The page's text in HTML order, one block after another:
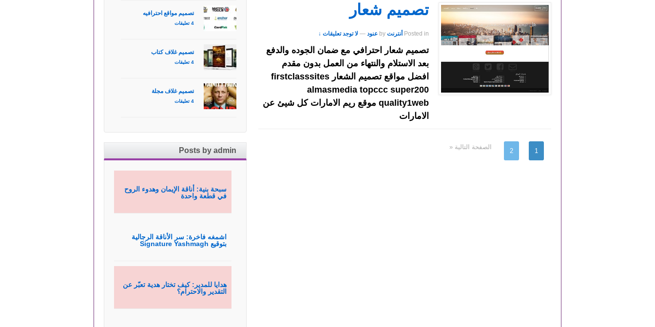
تصميم شعار
Posted in أنترنت by عنود — لا توجد تعليقات ↓
تصميم شعار احترافي مع ضمان الجوده والدفع
بعد الاستلام والنتهاء من العمل بدون مقدم
افضل مواقع تصميم الشعار firstclasssites
almasmedia topccc super200
quality1web موقع ريم الامارات كل شيئ عن
الامارات
1
2
الصفحة التالية «
تصميم مواقع احترافيه
4 تعليقات
تصميم غلاف كتاب
4 تعليقات
تصميم غلاف مجلة
4 تعليقات
Posts by admin
سبحة بنية: أناقة الإيمان وهدوء الروح
في قطعة واحدة
اشمغه فاخرة: سر الأناقة الرجالية
بتوقيع Signature Yashmagh
هدايا للمدير: كيف تختار هدية تعبّر عن
التقدير والاحترام؟